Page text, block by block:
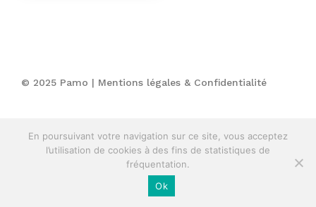
© 2025 Pamo | Mentions légales & Confidentialité
En poursuivant votre navigation sur ce site, vous acceptez
l’utilisation de cookies à des fins de statistiques de
fréquentation.
Ok